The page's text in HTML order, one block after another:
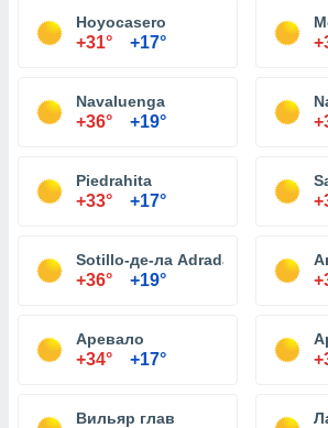
Hoyocasero
+31° +17°
Navaluenga
+36° +19°
Piedrahita
+33° +17°
Sotillo-де-ла Adrada
+36° +19°
Аревало
+34° +17°
Вильяр глав